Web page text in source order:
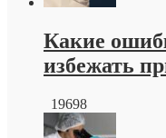
Какие
избежать
19698